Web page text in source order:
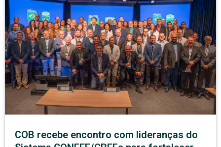
COB recebe encontro com lideranças do